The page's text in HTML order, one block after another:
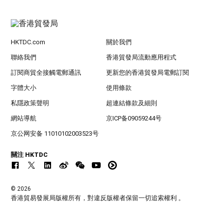
HKTDC.com 關於我們
聯絡我們 香港貿發局流動應用程式
訂閱商貿全接觸電郵通訊 更新您的香港貿發局電郵訂閱
字體大小 使用條款
私隱政策聲明 超連結條款及細則
網站導航 京ICP备09059244号
京公网安备 11010102003523号
關注 HKTDC
© 2026
香港貿易發展局版權所有，對違反版權者保留一切追索權利 。